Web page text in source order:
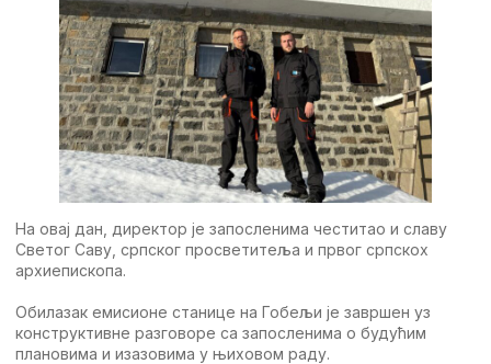
На овај дан, директор је запосленима честитао и славу
Светог Саву, српског просветитеља и првог српскох
архиепископа.
Обилазак емисионе станице на Гобељи је завршен уз
конструктивне разговоре са запосленима о будућим
плановима и изазовима у њиховом раду.